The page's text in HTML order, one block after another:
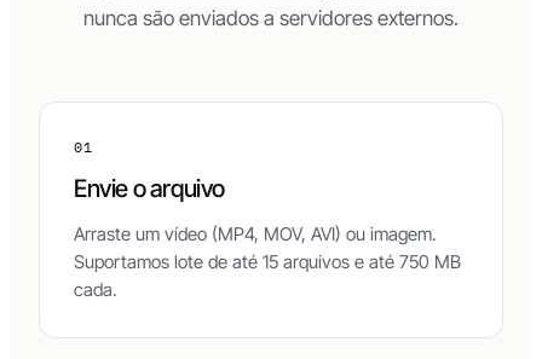
nunca são enviados a servidores externos.
01
Envie o arquivo
Arraste um vídeo (MP4, MOV, AVI) ou imagem.
Suportamos lote de até 15 arquivos e até 750 MB
cada.